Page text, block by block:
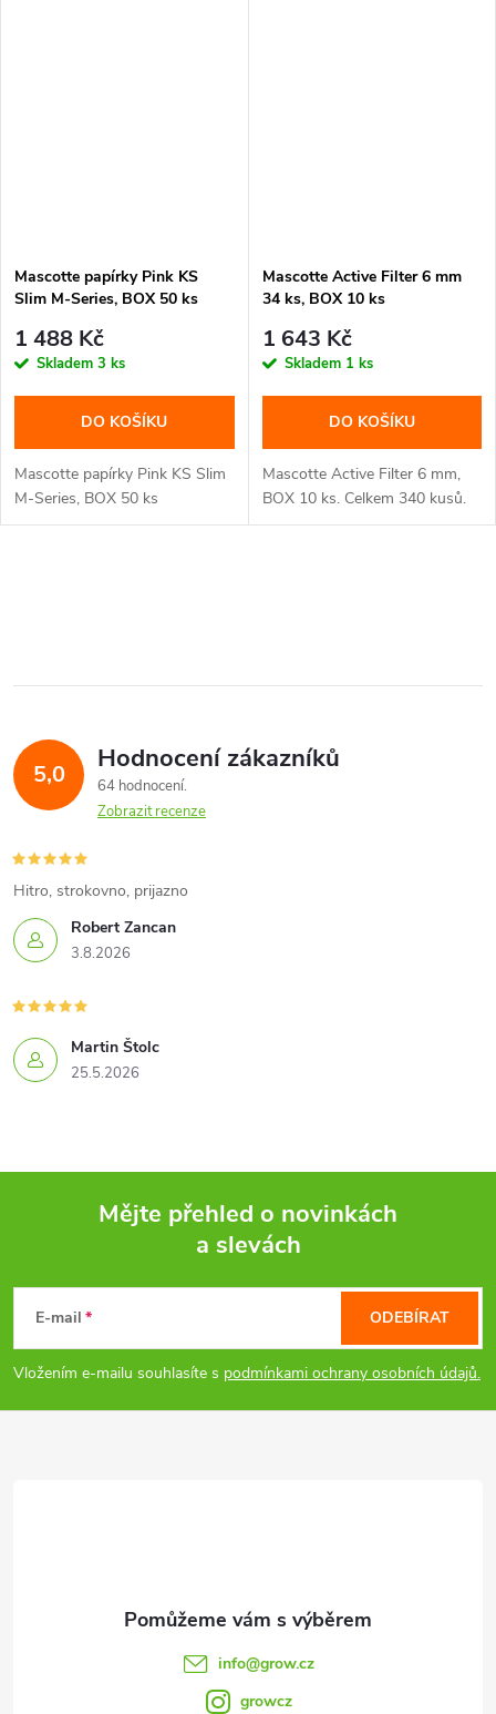
Mascotte papírky Pink KS
Slim M-Series, BOX 50 ks
1 488 Kč
Skladem 3 ks
DO KOŠÍKU
Mascotte papírky Pink KS Slim
M-Series, BOX 50 ks
Mascotte Active Filter 6 mm
34 ks, BOX 10 ks
1 643 Kč
Skladem 1 ks
DO KOŠÍKU
Mascotte Active Filter 6 mm,
BOX 10 ks. Celkem 340 kusů.
l
d
a
c
í
p
r
v
k
v
i
s
u
5,0 Hodnocení zákazníků
64 hodnocení
Zobrazit recenze
Robert Zancan
3.8.2026
Hitro, strokovno, prijazno
Martin Štolc
25.5.2026
p
a
Mějte přehled o novinkách
a slevách
E-mail
Vložením e-mailu souhlasíte s podmínkami ochrany osobních údajů.
ODEBÍRAT
info@grow.cz
growcz